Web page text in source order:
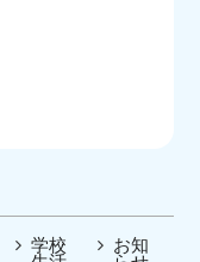
学校
お知